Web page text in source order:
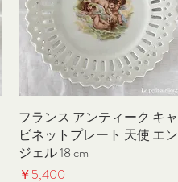
クイックビュー
フランス アンティーク キャ
ビネットプレート 天使 エン
ジェル 18 cm
価格
￥5,400